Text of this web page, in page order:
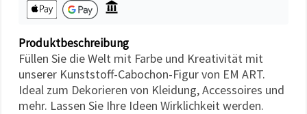
Cookie-
Produktbeschreibung
Füllen Sie die Welt mit Farbe und Kreativität mit
unserer Kunststoff-Cabochon-Figur von EM ART.
Ideal zum Dekorieren von Kleidung, Accessoires und
mehr. Lassen Sie Ihre Ideen Wirklichkeit werden.